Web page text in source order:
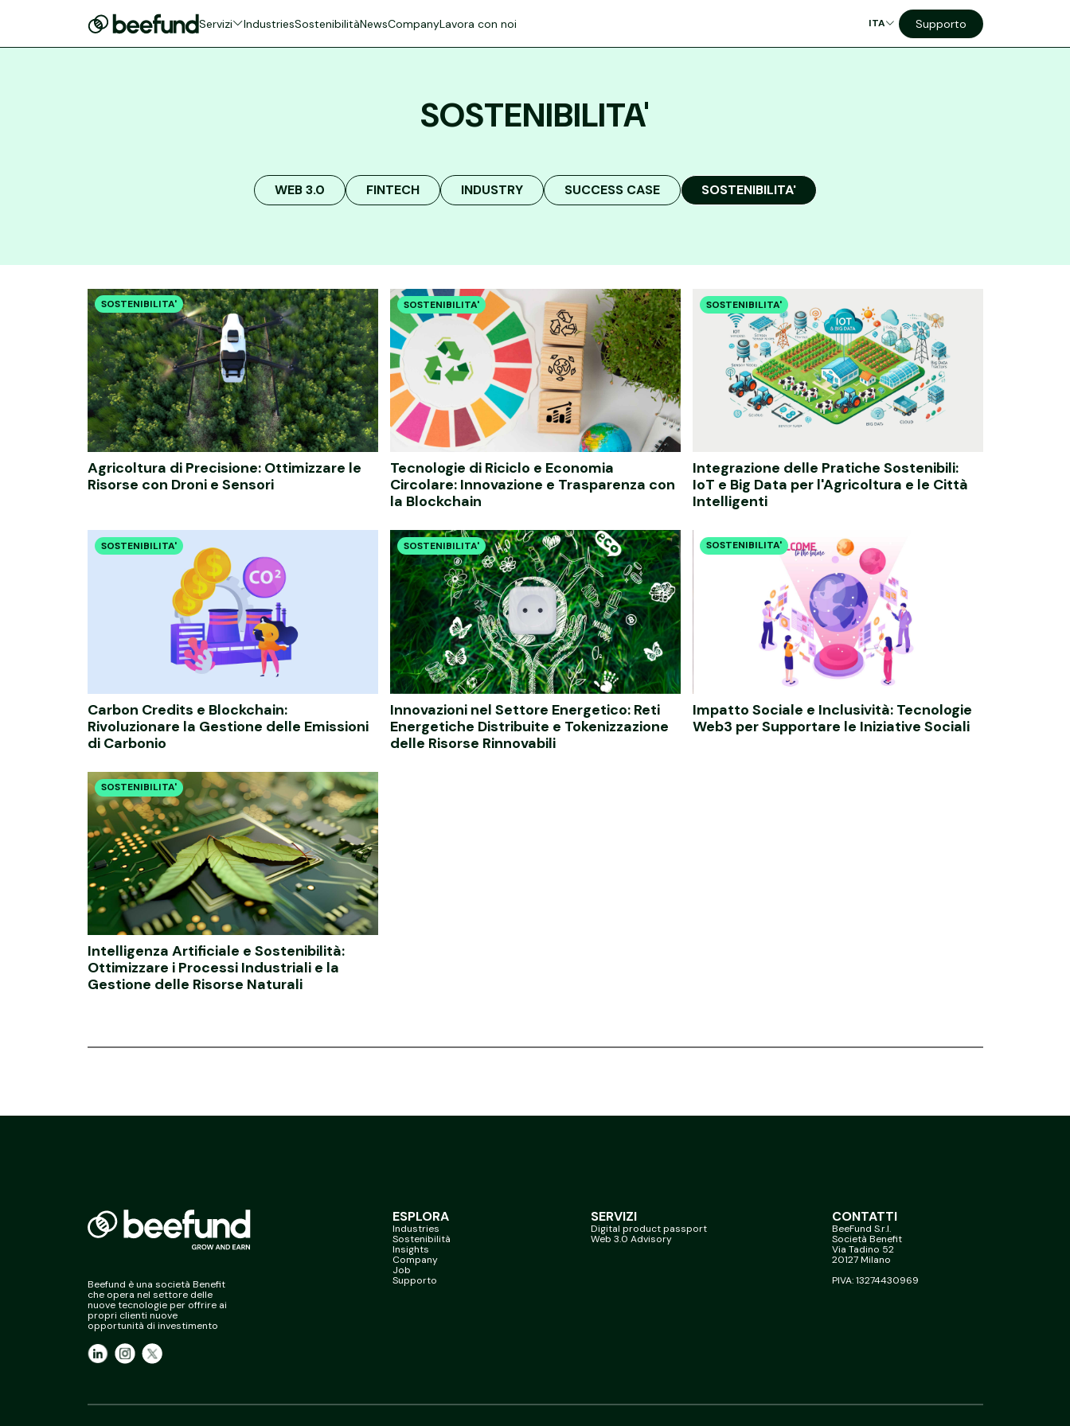
Servizi IndustriesSostenibilitàNewsCompanyLavora con noi ITA Supporto
SOSTENIBILITA'
WEB 3.0 FINTECH INDUSTRY SUCCESS CASE SOSTENIBILITA'
SOSTENIBILITA'
Agricoltura di Precisione: Ottimizzare le
Risorse con Droni e Sensori
SOSTENIBILITA'
Tecnologie di Riciclo e Economia
Circolare: Innovazione e Trasparenza con
la Blockchain
SOSTENIBILITA'
Integrazione delle Pratiche Sostenibili:
IoT e Big Data per l'Agricoltura e le Città
Intelligenti
SOSTENIBILITA'
Carbon Credits e Blockchain:
Rivoluzionare la Gestione delle Emissioni
di Carbonio
SOSTENIBILITA'
Innovazioni nel Settore Energetico: Reti
Energetiche Distribuite e Tokenizzazione
delle Risorse Rinnovabili
SOSTENIBILITA'
Impatto Sociale e Inclusività: Tecnologie
Web3 per Supportare le Iniziative Sociali
SOSTENIBILITA'
Intelligenza Artificiale e Sostenibilità:
Ottimizzare i Processi Industriali e la
Gestione delle Risorse Naturali
Beefund è una società Benefit
che opera nel settore delle
nuove tecnologie per offrire ai
propri clienti nuove
opportunità di investimento
ESPLORA
Industries
Sostenibilità
Insights
Company
Job
Supporto
SERVIZI
Digital product passport
Web 3.0 Advisory
CONTATTI
BeeFund S.r.l.
Società Benefit
Via Tadino 52
20127 Milano
PIVA: 13274430969